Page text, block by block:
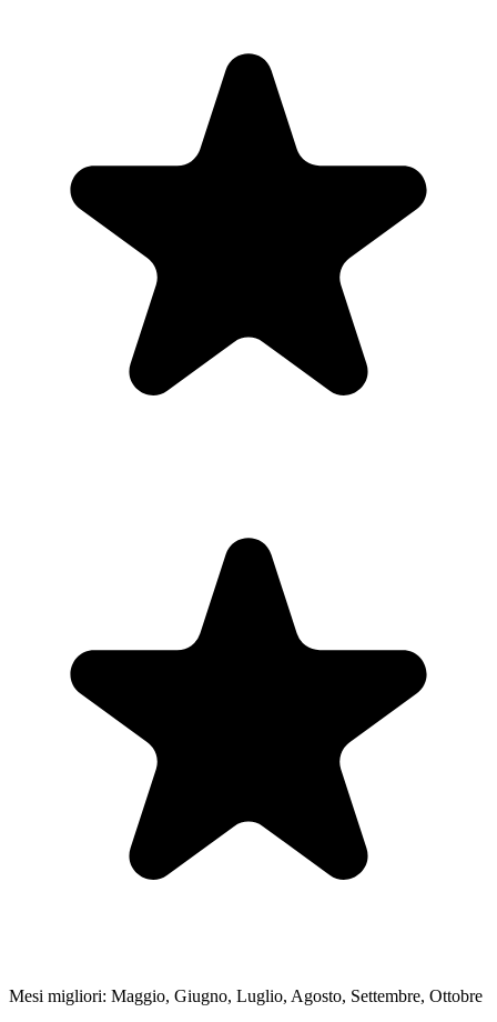
Mesi migliori: Maggio, Giugno, Luglio, Agosto, Settembre, Ottobre